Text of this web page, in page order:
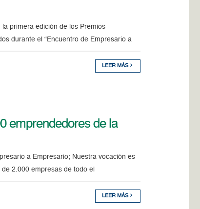
primera edición de los Premios
durante el “Encuentro de Empresario a
LEER MÁS
emprendedores de la
a Empresario; Nuestra vocación es
2.000 empresas de todo el
LEER MÁS